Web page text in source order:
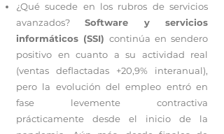
¿Qué sucede en los rubros de servicios
avanzados?Software y servicios
informáticos (SSI) continúa en sendero
positivo en cuanto a su actividad real
(ventas deflactadas +20,9% interanual),
pero la evolución del empleo entró en
fase levemente contractiva
prácticamente desde el inicio de la